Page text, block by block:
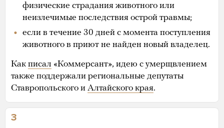
физические страдания животного или
неизлечимые последствия острой травмы;
если в течение 30 дней с момента поступления
животного в приют не найден новый владелец.
Как писал «Коммерсант», идею с умерщвлением
также поддержали региональные депутаты
Ставропольского и Алтайского края.
3